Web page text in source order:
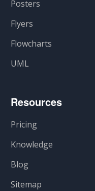
Posters
Flyers
Flowcharts
UML
Resources
Pricing
Knowledge
Blog
Sitemap